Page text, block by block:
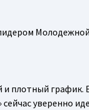
и плотный
уверенно